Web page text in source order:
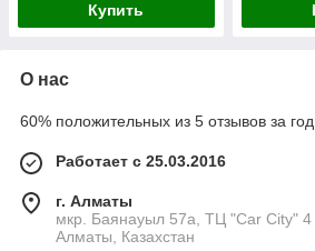
Купить
О нас
60% положительных из 5 отзывов за год
Работает с 25.03.2016
г. Алматы
мкр. Баянауыл 57а, ТЦ "Car Сity" 4
Алматы, Казахстан